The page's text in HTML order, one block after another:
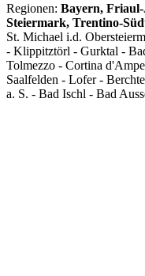
Regionen: Bayern,
Steiermark, Trentino-
St. Michael i.d.
- Klippitztörl - Gurktal -
Tolmezzo - Cortina
Saalfelden - Lofer -
a. S. - Bad Ischl - Bad